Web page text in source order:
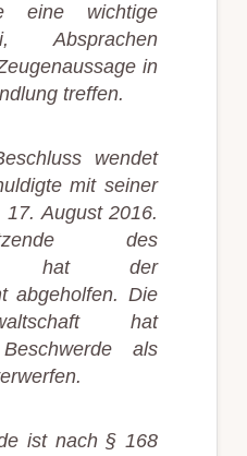
eine wichtige
Absprachen
in
treffen.
wendet
mit seiner
August 2016.
des
hat der
abgeholfen. Die
hat
als
ist nach § 168